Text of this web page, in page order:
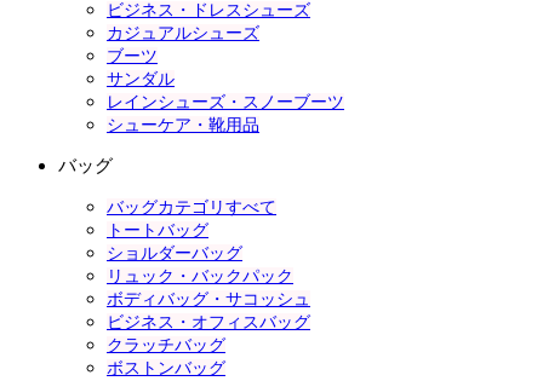
ビジネス・ドレスシューズ
カジュアルシューズ
ブーツ
サンダル
レインシューズ・スノーブーツ
シューケア・靴用品
バッグ
バッグカテゴリすべて
トートバッグ
ショルダーバッグ
リュック・バックパック
ボディバッグ・サコッシュ
ビジネス・オフィスバッグ
クラッチバッグ
ボストンバッグ